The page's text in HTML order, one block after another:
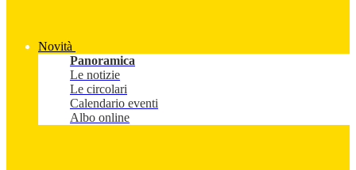
Novità
Panoramica
Le notizie
Le circolari
Calendario eventi
Albo online